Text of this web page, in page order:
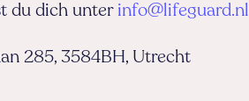
du dich unter info@lifeguard.nl
285, 3584BH, Utrecht